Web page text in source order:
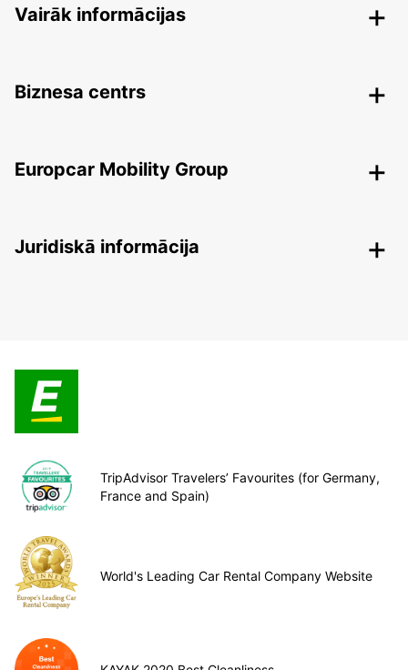
Vairāk informācijas
Biznesa centrs
Europcar Mobility Group
Juridiskā informācija
TripAdvisor Travelers’ Favourites (for Germany,
France and Spain)
World's Leading Car Rental Company Website